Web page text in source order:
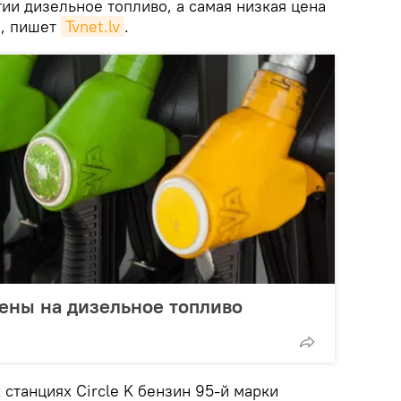
дизельное топливо, а самая низкая цена
пишет Tvnet.lv .
на дизельное топливо
Circle K бензин 95-й марки